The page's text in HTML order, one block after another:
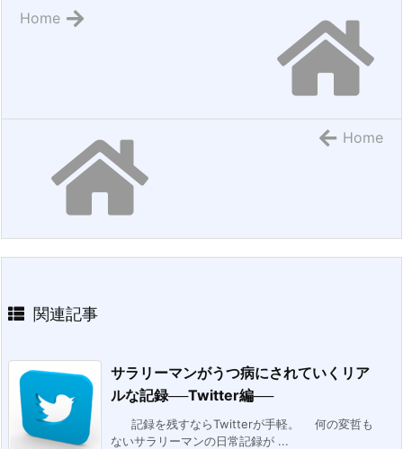
Home
Home
関連記事
サラリーマンがうつ病にされていくリア
ルな記録──Twitter編──
記録を残すならTwitterが手軽。 何の変哲も
ないサラリーマンの日常記録が ...